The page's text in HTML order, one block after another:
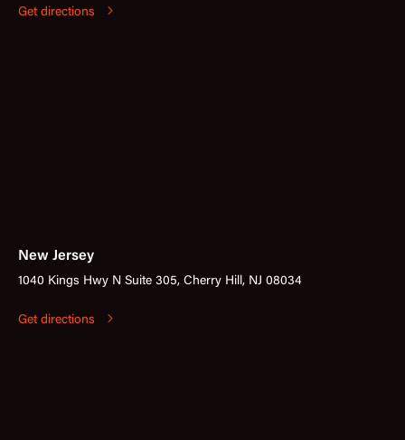
Get directions
New Jersey
1040 Kings Hwy N Suite 305, Cherry Hill, NJ 08034
Get directions